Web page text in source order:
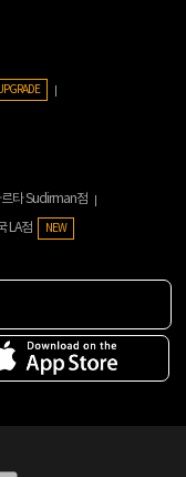
타 Sudirman점
LA점 NEW